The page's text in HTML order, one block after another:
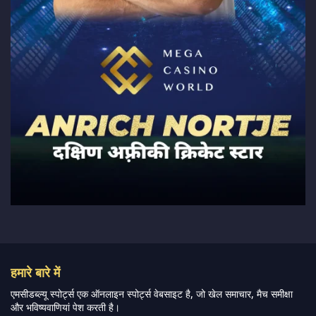
हमारे बारे में
एमसीडब्ल्यू स्पोर्ट्स एक ऑनलाइन स्पोर्ट्स वेबसाइट है, जो खेल समाचार, मैच समीक्षा
और भविष्यवाणियां पेश करती है।